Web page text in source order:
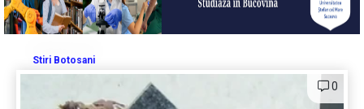
Stiri Botosani
0